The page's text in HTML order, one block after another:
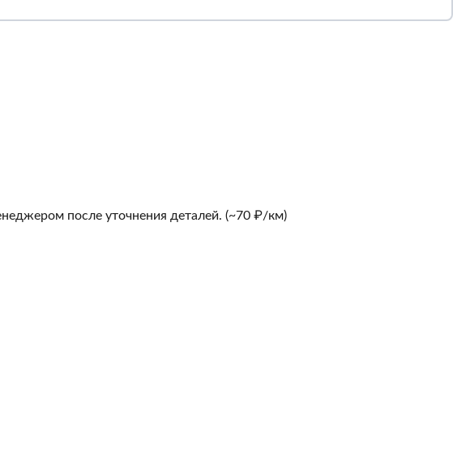
после уточнения деталей. (~70 ₽/км)